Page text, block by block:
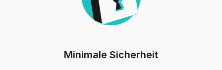
Minimale Sicherheit